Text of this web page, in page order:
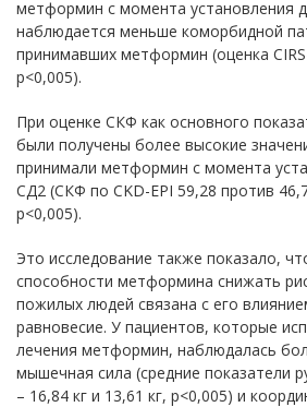
метформин с момента установления
наблюдается меньше коморбидной
принимавших метформин (оценка
p<0,005).
При оценке СКФ как основного
были получены более высокие
принимали метформин с момента
СД2 (СКФ по CKD-EPI 59,28 против
p<0,005).
Это исследование также показало,
способности метформина снижать
пожилых людей связана с его
равновесие. У пациентов, которые
лечения метформин, наблюдалась
мышечная сила (средние показатели
– 16,84 кг и 13,61 кг, p<0,005) и